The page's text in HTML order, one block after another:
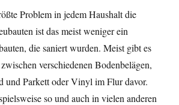
Problem in jedem Haushalt die
ist das meist weniger ein
die saniert wurden. Meist gibt es
verschiedenen Bodenbelägen,
und Parkett oder Vinyl im Flur davor.
so und auch in vielen anderen